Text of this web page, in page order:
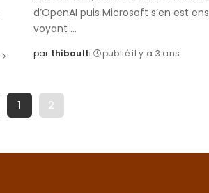
d’OpenAI puis Microsoft s’en est
voyant ...
Posted
par thibault publié il y a 3 ans
1 2